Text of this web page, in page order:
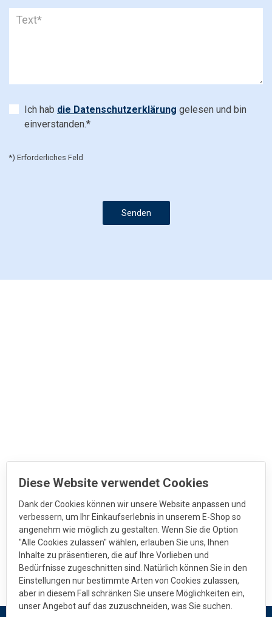
Diese Website verwendet Cookies
Dank der Cookies können wir unsere Website anpassen und
verbessern, um Ihr Einkaufserlebnis in unserem E-Shop so
angenehm wie möglich zu gestalten. Wenn Sie die Option
"Alle Cookies zulassen" wählen, erlauben Sie uns, Ihnen
Inhalte zu präsentieren, die auf Ihre Vorlieben und
Bedürfnisse zugeschnitten sind. Natürlich können Sie in den
Einstellungen nur bestimmte Arten von Cookies zulassen,
aber in diesem Fall schränken Sie unsere Möglichkeiten ein,
unser Angebot auf das zuzuschneiden, was Sie suchen.
Ich hab die Datenschutzerklärung gelesen und bin
einverstanden.*
*) Erforderliches Feld
Senden